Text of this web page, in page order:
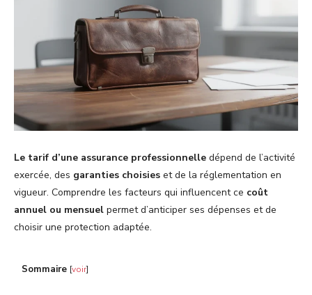
Le tarif d’une assurance professionnelle dépend de l’activité
exercée, des garanties choisies et de la réglementation en
vigueur. Comprendre les facteurs qui influencent ce coût
annuel ou mensuel permet d’anticiper ses dépenses et de
choisir une protection adaptée.
Sommaire [voir]